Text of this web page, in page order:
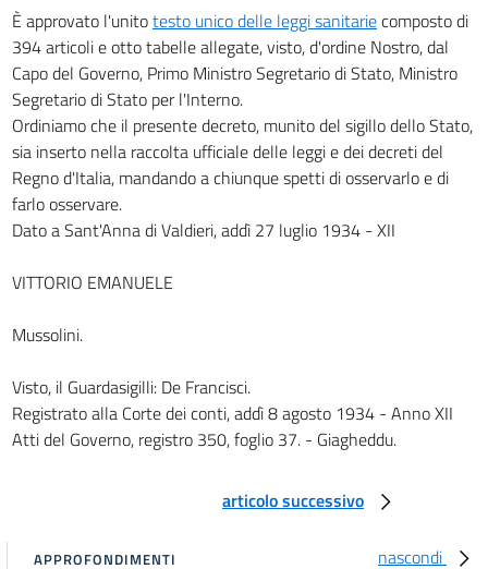
Del consiglio provinciale di sanità
art. 17
art. 18
art. 19
art. 20
CAPO V
Disposizioni comuni al consiglio superiore di sanità e ai
art. 21
art. 22
Sezione I
Del medico
provinciale
art. 24
Sezione II
È approvato l'unitotesto unico delle leggi sanitariecomposto di
394 articoli e otto tabelle allegate, visto, d'ordine Nostro, dal
Capo del Governo, Primo Ministro Segretario di Stato, Ministro
Segretario di Stato per l'Interno.
Ordiniamo che il presente decreto, munito del sigillo dello Stato,
sia inserto nella raccolta ufficiale delle leggi e dei decreti del
Regno d'Italia, mandando a chiunque spetti di osservarlo e di
farlo osservare.
Dato a Sant'Anna di Valdieri, addì 27 luglio 1934 - XII
VITTORIO EMANUELE
Mussolini.
Visto, il Guardasigilli: De Francisci.
Registrato alla Corte dei conti, addì 8 agosto 1934 - Anno XII
Atti del Governo, registro 350, foglio 37. - Giagheddu.
articolo successivo
nascondi
APPROFONDIMENTI